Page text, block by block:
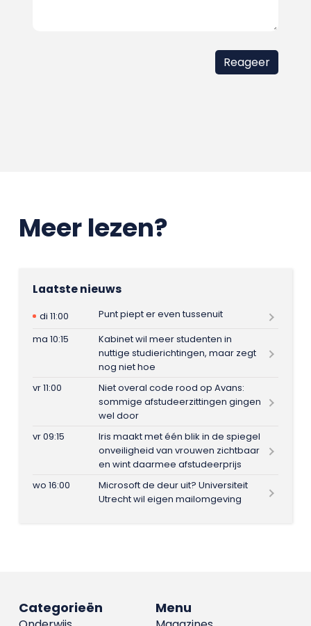
Meer lezen?
Laatste nieuws
di 11:00
Punt piept er even tussenuit
ma 10:15
Kabinet wil meer studenten in
nuttige studierichtingen, maar zegt
nog niet hoe
vr 11:00
Niet overal code rood op Avans:
sommige afstudeerzittingen gingen
wel door
vr 09:15
Iris maakt met één blik in de spiegel
onveiligheid van vrouwen zichtbaar
en wint daarmee afstudeerprijs
wo 16:00
Microsoft de deur uit? Universiteit
Utrecht wil eigen mailomgeving
Menu
Categorieën